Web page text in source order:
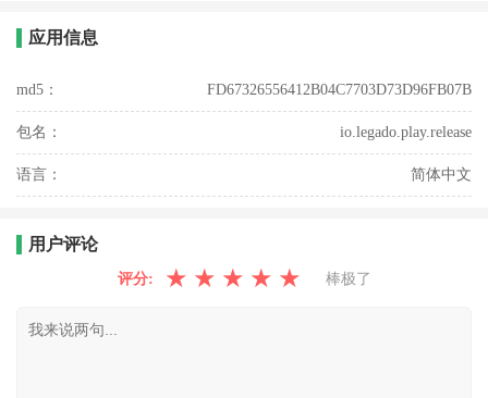
应用信息
md5： FD67326556412B04C7703D73D96FB07B
包名： io.legado.play.release
语言： 简体中文
用户评论
评分: ★ ★ ★ ★ ★ 棒极了